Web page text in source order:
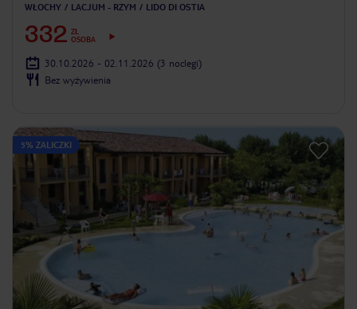
WŁOCHY LACJUM - RZYM LIDO DI OSTIA
332 ZŁ
OSOBA
30.10.2026 - 02.11.2026 (3 noclegi)
Bez wyżywienia
5% ZALICZKI